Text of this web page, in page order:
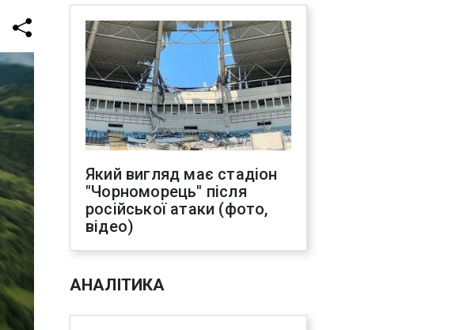
Який вигляд має стадіон
"Чорноморець" після
російської атаки (фото,
відео)
АНАЛІТИКА